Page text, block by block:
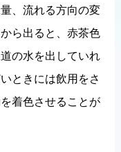
、流れる方向の変
ら出ると、赤茶色
の水を出していれ
ときには飲用をさ
着色させることが